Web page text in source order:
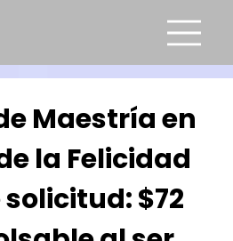
Maestría en
la Felicidad
solicitud: $72